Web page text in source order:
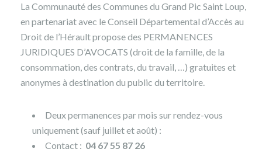
La Communauté des Communes du Grand Pic Saint Loup,
en partenariat avec le Conseil Départemental d’Accès au
Droit de l’Hérault propose des PERMANENCES
JURIDIQUES D’AVOCATS (droit de la famille, de la
consommation, des contrats, du travail, …) gratuites et
anonymes à destination du public du territoire.
Deux permanences par mois sur rendez-vous
uniquement (sauf juillet et août) :
Contact : 04 67 55 87 26